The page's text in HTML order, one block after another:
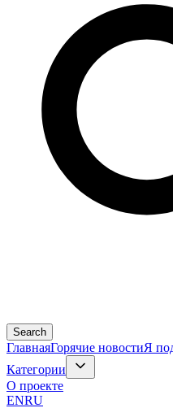
Search
ГлавнаяГорячие новостиЯ
Категории
О проекте
ENRU